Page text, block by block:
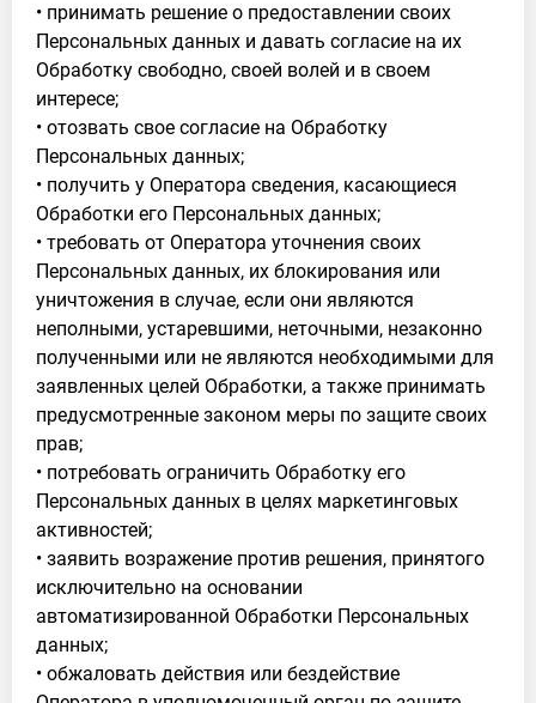
• принимать решение о предоставлении своих
Персональных данных и давать согласие на их
Обработку свободно, своей волей и в своем
интересе;
• отозвать свое согласие на Обработку
Персональных данных;
• получить у Оператора сведения, касающиеся
Обработки его Персональных данных;
• требовать от Оператора уточнения своих
Персональных данных, их блокирования или
уничтожения в случае, если они являются
неполными, устаревшими, неточными, незаконно
полученными или не являются необходимыми для
заявленных целей Обработки, а также принимать
предусмотренные законом меры по защите своих
прав;
• потребовать ограничить Обработку его
Персональных данных в целях маркетинговых
активностей;
• заявить возражение против решения, принятого
исключительно на основании
автоматизированной Обработки Персональных
данных;
• обжаловать действия или бездействие